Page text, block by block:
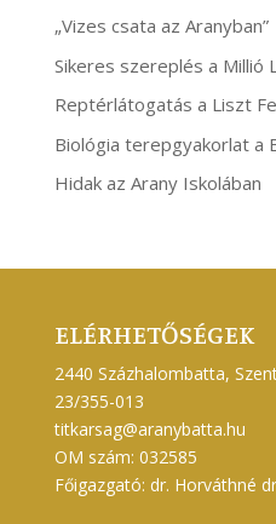
„Vizes csata az Aranyban”
Sikeres szereplés a Millió
Reptérlátogatás a Liszt
Biológia terepgyakorlat a
Hidak az Arany Iskolában
ELÉRHETŐSÉGEK
2440 Százhalombatta,
23/355-013
titkarsag@aranybatta.hu
OM szám: 032585
Főigazgató: dr. Horváthné